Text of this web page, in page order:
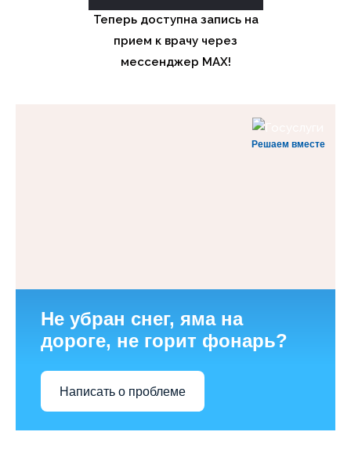
Теперь доступна запись на
прием к врачу через
мессенджер MAX!
Решаем вместе
Не убран снег, яма на
дороге, не горит фонарь?
Написать о проблеме